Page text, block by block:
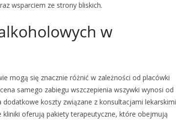
wsparciem ze strony bliskich.
w
mogą się znacznie różnić w zależności od placówki
samego zabiegu wszczepienia wszywki wynosi od
koszty związane z konsultacjami lekarskimi
oferują pakiety terapeutyczne, które obejmują